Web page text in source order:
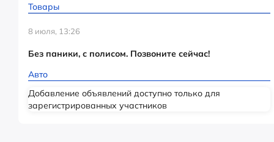
Товары
8 июля, 13:26
Без паники, с полисом. Позвоните сейчас!
Авто
Добавление объявлений доступно только для
зарегистрированных участников